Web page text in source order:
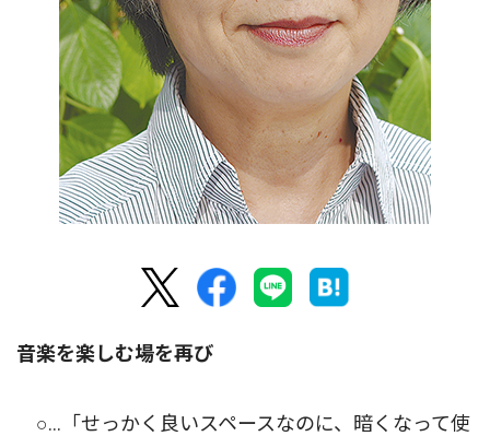
音楽を楽しむ場を再び
○…「せっかく良いスペースなのに、暗くなって使